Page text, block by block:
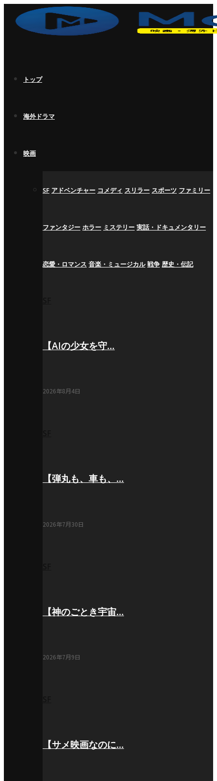
トップ
海外ドラマ
映画
SF アドベンチャー コメディ スリラー スポーツ ファミリー
ファンタジー ホラー ミステリー 実話・ドキュメンタリー
恋愛・ロマンス 音楽・ミュージカル 戦争 歴史・伝記
【AIの少女を守…
2026年8月4日
【弾丸も、車も、…
2026年7月30日
【神のごとき宇宙…
2026年7月9日
【サメ映画なのに…